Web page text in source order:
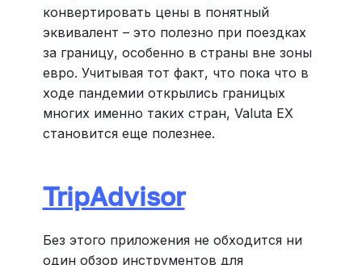
конвертировать цены в понятный
эквивалент – это полезно при поездках
за границу, особенно в страны вне зоны
евро. Учитывая тот факт, что пока что в
ходе пандемии открылись границых
многих именно таких стран, Valuta EX
становится еще полезнее.
TripAdvisor
Без этого приложения не обходится ни
один обзор инструментов для